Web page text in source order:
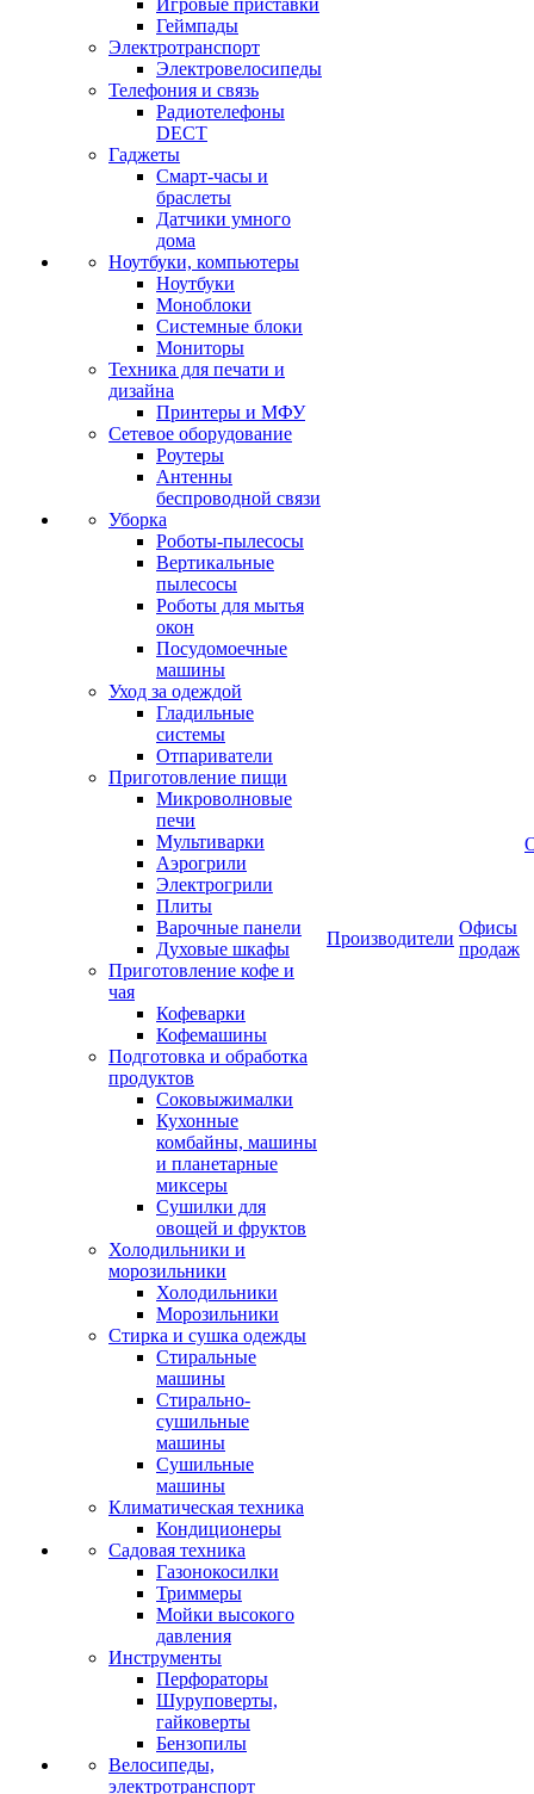
Игровые приставки
Геймпады
Электротранспорт
Электровелосипеды
Телефония и связь
Радиотелефоны
DECT
Гаджеты
Смарт-часы и
браслеты
Датчики умного
дома
Ноутбуки, компьютеры
Ноутбуки
Моноблоки
Системные блоки
Мониторы
Техника для печати и
дизайна
Принтеры и МФУ
Сетевое оборудование
Роутеры
Антенны
беспроводной связи
Уборка
Роботы-пылесосы
Вертикальные
пылесосы
Роботы для мытья
окон
Посудомоечные
машины
Уход за одеждой
Гладильные
системы
Отпариватели
Приготовление пищи
Микроволновые
печи
Мультиварки
Аэрогрили
Электрогрили
Плиты
Варочные панели
Духовые шкафы
Приготовление кофе и
чая
Кофеварки
Кофемашины
Подготовка и обработка
продуктов
Соковыжималки
Кухонные
комбайны, машины
и планетарные
миксеры
Сушилки для
овощей и фруктов
Холодильники и
морозильники
Холодильники
Морозильники
Стирка и сушка одежды
Стиральные
машины
Стирально-
сушильные
машины
Сушильные
машины
Климатическая техника
Кондиционеры
Садовая техника
Газонокосилки
Триммеры
Мойки высокого
давления
Инструменты
Перфораторы
Шуруповерты,
гайковерты
Бензопилы
Велосипеды,
электротранспорт
Производители
Офисы
продаж